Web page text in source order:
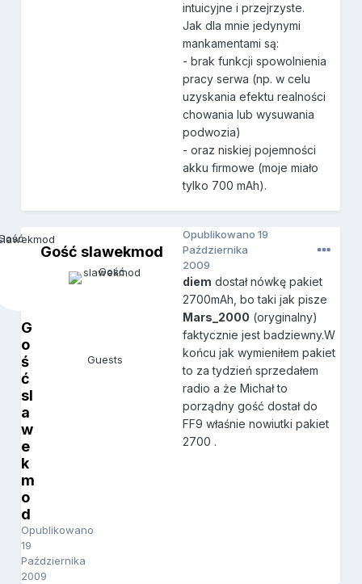
intuicyjne i przejrzyste.
Jak dla mnie jedynymi
mankamentami są:
- brak funkcji spowolnienia
pracy serwa (np. w celu
uzyskania efektu realności
chowania lub wysuwania
podwozia)
- oraz niskiej pojemności
akku firmowe (moje miało
tylko 700 mAh).
G
o
ś
ć
sl
a
w
e
k
m
o
d
Opublikowano
19
Października
2009
Gość slawekmod
Guests
Opublikowano19
Października
2009
diem dostał nówkę pakiet
2700mAh, bo taki jak pisze
Mars_2000 (oryginalny)
faktycznie jest badziewny.W
końcu jak wymieniłem pakiet
to za tydzień sprzedałem
radio a że Michał to
porządny gość dostał do
FF9 właśnie nowiutki pakiet
2700 .